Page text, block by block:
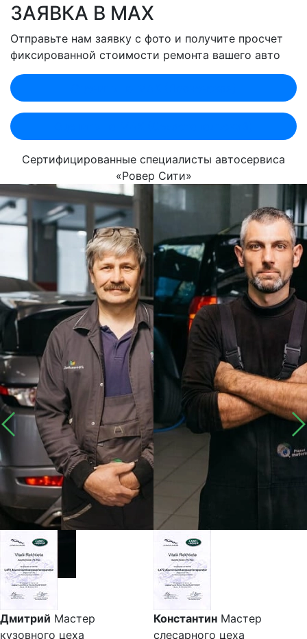
ЗАЯВКА В MAX
Отправьте нам заявку с фото и получите просчет
фиксированной стоимости ремонта вашего авто
Сертифицированные специалисты автосервиса
«Ровер Сити»
Дмитрий Мастер
кузовного цеха
Константин Мастер
слесарного цеха